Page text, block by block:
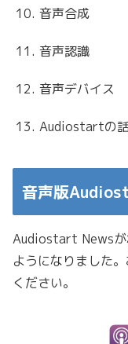
10. 音声合成
11. 音声認識
12. 音声デバイス
13. Audiostartの
音声版
Audiostart Newsが
ようになりました
ください。